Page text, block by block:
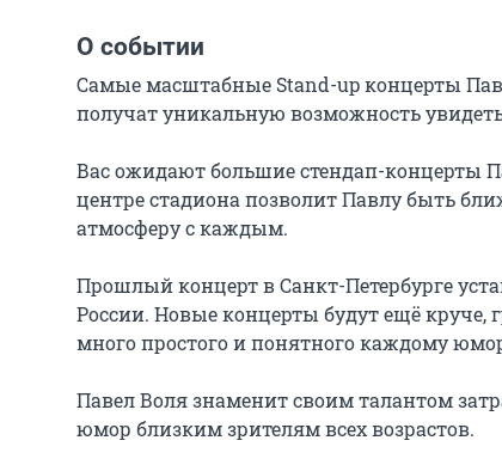
О событии
Самые масштабные Stand-up концерты
получат уникальную возможность
Вас ожидают большие стендап-концерты
центре стадиона позволит Павлу быть
атмосферу с каждым.
Прошлый концерт в Санкт-Петербурге
России. Новые концерты будут ещё
много простого и понятного каждому
Павел Воля знаменит своим талантом
юмор близким зрителям всех возрастов.